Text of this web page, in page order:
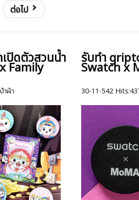
ต่อไป
ปิดตัวสวนน้ำ
Family
าผ้า
รับทำ
Swatch x
30-11-542 Hits: